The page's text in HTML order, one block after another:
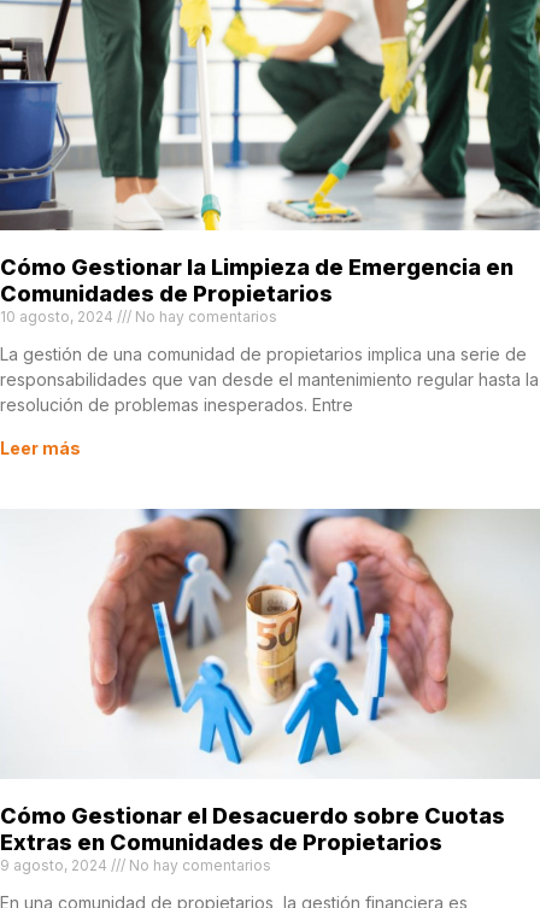
Cómo Gestionar la Limpieza de Emergencia en
Comunidades de Propietarios
10 agosto, 2024 No hay comentarios
La gestión de una comunidad de propietarios implica una serie de
responsabilidades que van desde el mantenimiento regular hasta la
resolución de problemas inesperados. Entre
Leer más
Cómo Gestionar el Desacuerdo sobre Cuotas
Extras en Comunidades de Propietarios
9 agosto, 2024 No hay comentarios
En una comunidad de propietarios, la gestión financiera es